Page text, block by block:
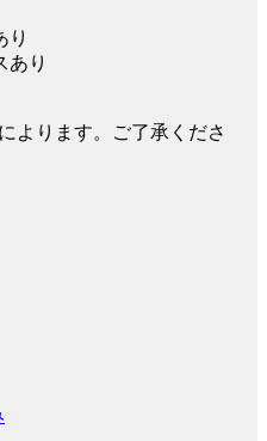
り
あり
よります。ご了承くださ